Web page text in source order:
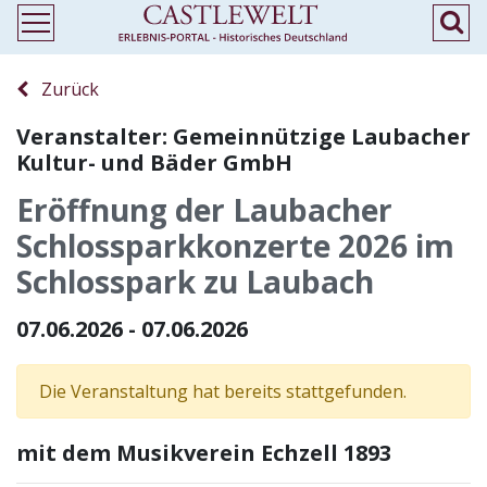
Zurück
Veranstalter: Gemeinnützige Laubacher
Kultur- und Bäder GmbH
Eröffnung der Laubacher
Schlossparkkonzerte 2026 im
Schlosspark zu Laubach
07.06.2026 - 07.06.2026
Die Veranstaltung hat bereits stattgefunden.
mit dem Musikverein Echzell 1893